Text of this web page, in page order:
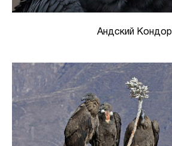
Андский Кондор